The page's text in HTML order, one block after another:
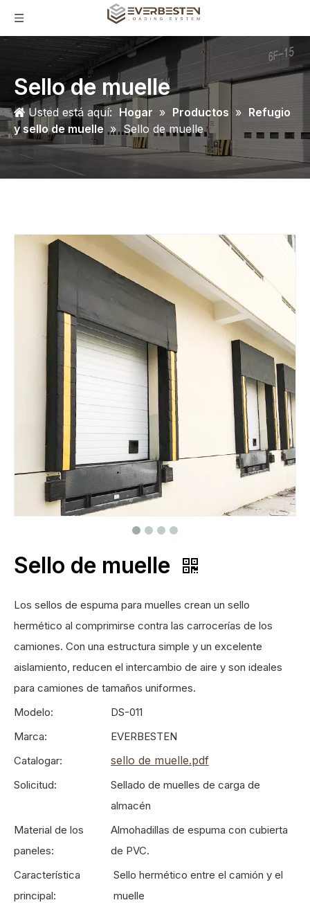
Sello de muelle
Usted está aquí: Hogar » Productos » Refugio
y sello de muelle » Sello de muelle
Sello de muelle
Los sellos de espuma para muelles crean un sello
hermético al comprimirse contra las carrocerías de los
camiones. Con una estructura simple y un excelente
aislamiento, reducen el intercambio de aire y son ideales
para camiones de tamaños uniformes.
Modelo:
DS-011
Marca:
EVERBESTEN
Catalogar:
sello de muelle.pdf
Solicitud:
Sellado de muelles de carga de
almacén
Material de los
paneles:
Almohadillas de espuma con cubierta
de PVC.
Característica
principal:
Sello hermético entre el camión y el
muelle